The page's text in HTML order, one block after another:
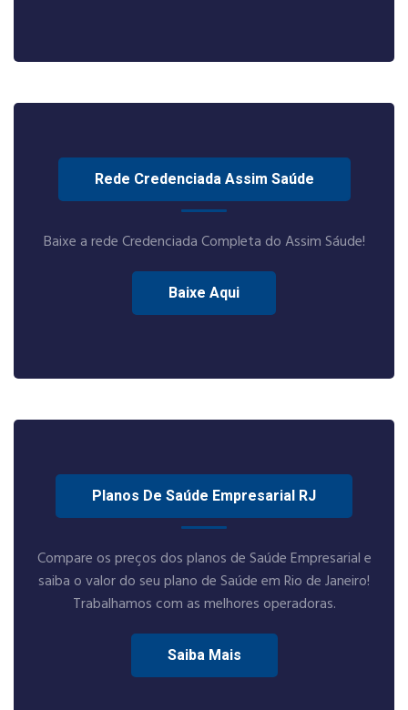
Rede Credenciada Assim Saúde
Baixe a rede Credenciada Completa do Assim Sáude!
Baixe Aqui
Planos De Saúde Empresarial RJ
Compare os preços dos planos de Saúde Empresarial e
saiba o valor do seu plano de Saúde em Rio de Janeiro!
Trabalhamos com as melhores operadoras.
Saiba Mais